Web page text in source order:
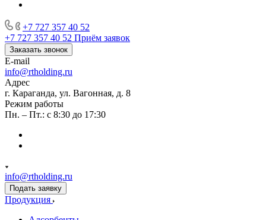
+7 727 357 40 52
+7 727 357 40 52 Приём заявок
Заказать звонок
E-mail
info@rtholding.ru
Адрес
г. Караганда, ул. Вагонная, д. 8
Режим работы
Пн. – Пт.: с 8:30 до 17:30
info@rtholding.ru
Подать заявку
Продукция